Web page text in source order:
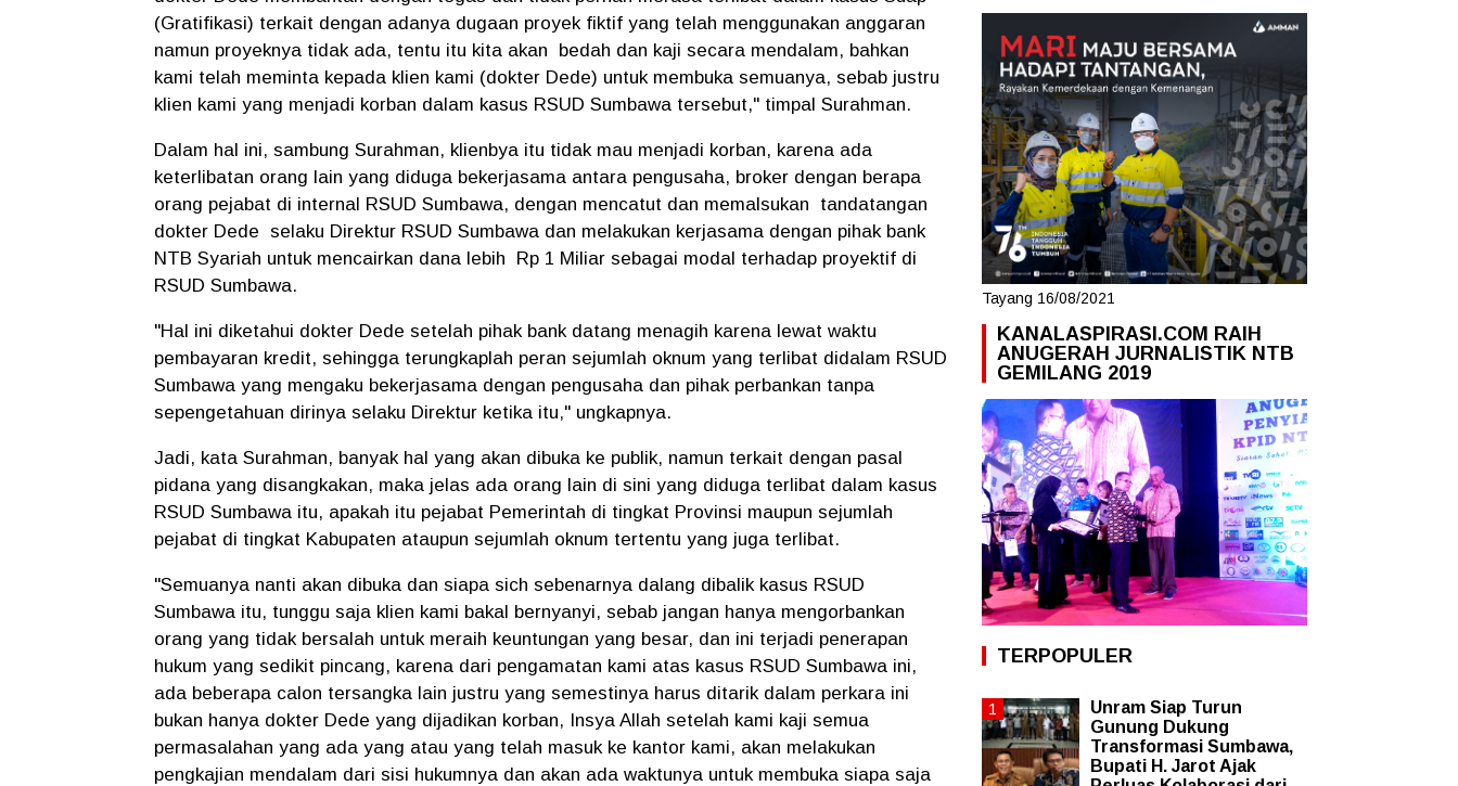
(Gratifikasi) terkait dengan adanya dugaan proyek fiktif yang telah menggunakan anggaran
namun proyeknya tidak ada, tentu itu kita akan bedah dan kaji secara mendalam, bahkan
kami telah meminta kepada klien kami (dokter Dede) untuk membuka semuanya, sebab justru
klien kami yang menjadi korban dalam kasus RSUD Sumbawa tersebut," timpal Surahman.
Dalam hal ini, sambung Surahman, klienbya itu tidak mau menjadi korban, karena ada
keterlibatan orang lain yang diduga bekerjasama antara pengusaha, broker dengan berapa
orang pejabat di internal RSUD Sumbawa, dengan mencatut dan memalsukan tandatangan
dokter Dede selaku Direktur RSUD Sumbawa dan melakukan kerjasama dengan pihak bank
NTB Syariah untuk mencairkan dana lebih Rp 1 Miliar sebagai modal terhadap proyektif di
RSUD Sumbawa.
"Hal ini diketahui dokter Dede setelah pihak bank datang menagih karena lewat waktu
pembayaran kredit, sehingga terungkaplah peran sejumlah oknum yang terlibat didalam RSUD
Sumbawa yang mengaku bekerjasama dengan pengusaha dan pihak perbankan tanpa
sepengetahuan dirinya selaku Direktur ketika itu," ungkapnya.
Jadi, kata Surahman, banyak hal yang akan dibuka ke publik, namun terkait dengan pasal
pidana yang disangkakan, maka jelas ada orang lain di sini yang diduga terlibat dalam kasus
RSUD Sumbawa itu, apakah itu pejabat Pemerintah di tingkat Provinsi maupun sejumlah
pejabat di tingkat Kabupaten ataupun sejumlah oknum tertentu yang juga terlibat.
"Semuanya nanti akan dibuka dan siapa sich sebenarnya dalang dibalik kasus RSUD
Sumbawa itu, tunggu saja klien kami bakal bernyanyi, sebab jangan hanya mengorbankan
orang yang tidak bersalah untuk meraih keuntungan yang besar, dan ini terjadi penerapan
hukum yang sedikit pincang, karena dari pengamatan kami atas kasus RSUD Sumbawa ini,
ada beberapa calon tersangka lain justru yang semestinya harus ditarik dalam perkara ini
bukan hanya dokter Dede yang dijadikan korban, Insya Allah setelah kami kaji semua
permasalahan yang ada yang atau yang telah masuk ke kantor kami, akan melakukan
pengkajian mendalam dari sisi hukumnya dan akan ada waktunya untuk membuka siapa saja
Tayang 16/08/2021
KANALASPIRASI.COM RAIH
ANUGERAH JURNALISTIK NTB
GEMILANG 2019
TERPOPULER
Unram Siap Turun
Gunung Dukung
Transformasi Sumbawa,
Bupati H. Jarot Ajak